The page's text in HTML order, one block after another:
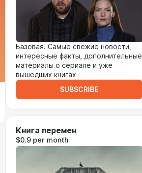
Базовая. Самые свежие новости,
интересные факты, дополнительные
материалы о сериале и уже
вышедших книгах
SUBSCRIBE
Книга перемен
$0.9 per month